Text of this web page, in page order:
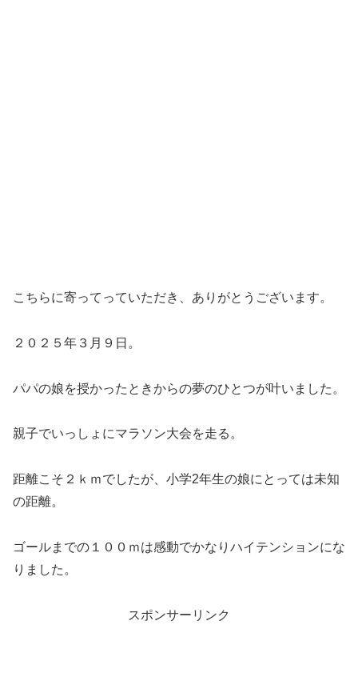
こちらに寄ってっていただき、ありがとうございます。
２０２５年３月９日。
パパの娘を授かったときからの夢のひとつが叶いました。
親子でいっしょにマラソン大会を走る。
距離こそ２ｋｍでしたが、小学2年生の娘にとっては未知
の距離。
ゴールまでの１００ｍは感動でかなりハイテンションにな
りました。
スポンサーリンク